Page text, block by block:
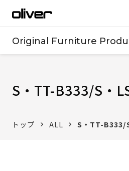
Original Furniture
S・TT-B333/S・
トップ ALL S・TT-B333/